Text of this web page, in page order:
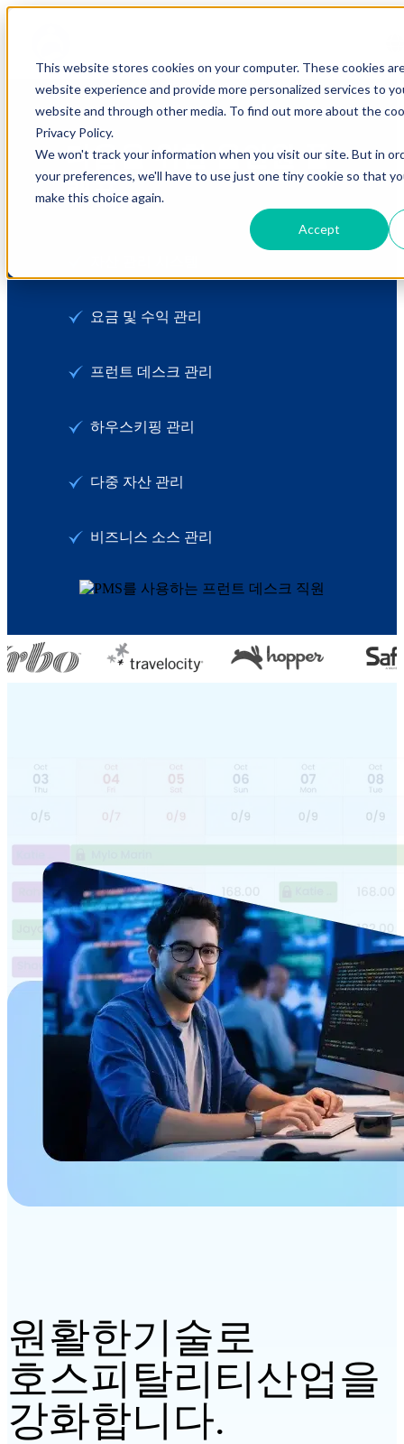
This website stores cookies on your computer. These cookies
website experience and provide more personalized services to
website and through other media. To find out more about the
Privacy Policy.
We won't track your information when you visit our site. But in
your preferences, we'll have to use just one tiny cookie so that
make this choice again.
Accept
다음을 위한 올인원 플
랫폼
요금 및 수익 관리
프런트 데스크 관리
하우스키핑 관리
다중 자산 관리
비즈니스 소스 관리
원활한기술로
호스피탈리티산업을
강화합니다.